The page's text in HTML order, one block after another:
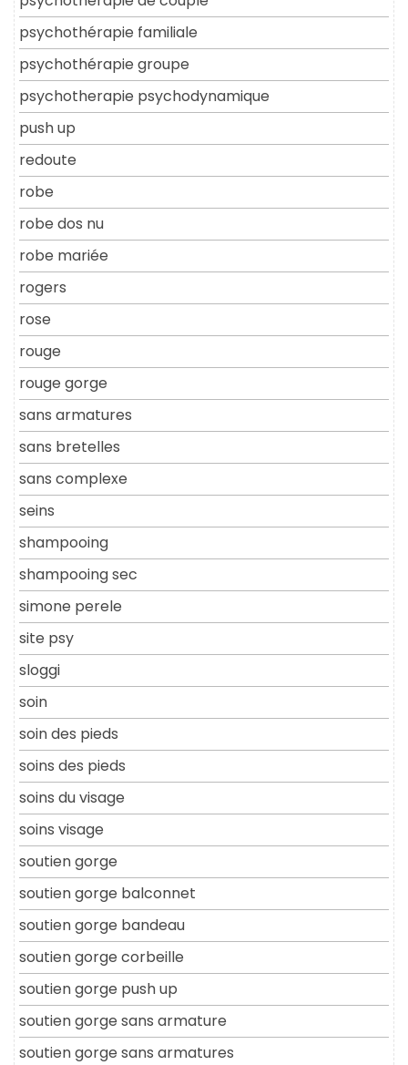
psychothérapie familiale
psychothérapie groupe
psychotherapie psychodynamique
push up
redoute
robe
robe dos nu
robe mariée
rogers
rose
rouge
rouge gorge
sans armatures
sans bretelles
sans complexe
seins
shampooing
shampooing sec
simone perele
site psy
sloggi
soin
soin des pieds
soins des pieds
soins du visage
soins visage
soutien gorge
soutien gorge balconnet
soutien gorge bandeau
soutien gorge corbeille
soutien gorge push up
soutien gorge sans armature
soutien gorge sans armatures